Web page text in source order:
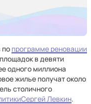
по программе реновации
в девяти
одного миллиона
жилье получат около
столичного
Сергей Левкин.